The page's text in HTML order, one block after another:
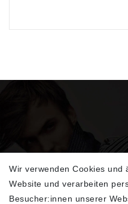
Sehen Sie sich
Wir verwenden Cookies und
Website und verarbeiten
Besucher:innen unserer